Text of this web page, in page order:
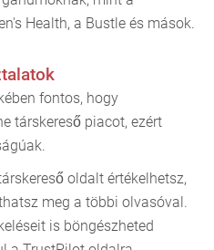
Health, a Bustle és mások.
fontos, hogy
társkereső piacot, ezért
oldalt értékelhetsz,
meg a többi olvasóval.
is böngészheted